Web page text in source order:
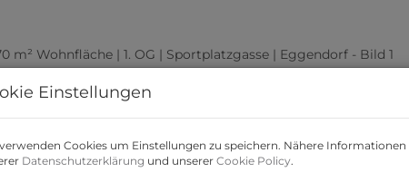
Einstellungen
Cookies um Einstellungen zu speichern. Nähere Informationen
Datenschutzerklärung und unserer Cookie Policy.